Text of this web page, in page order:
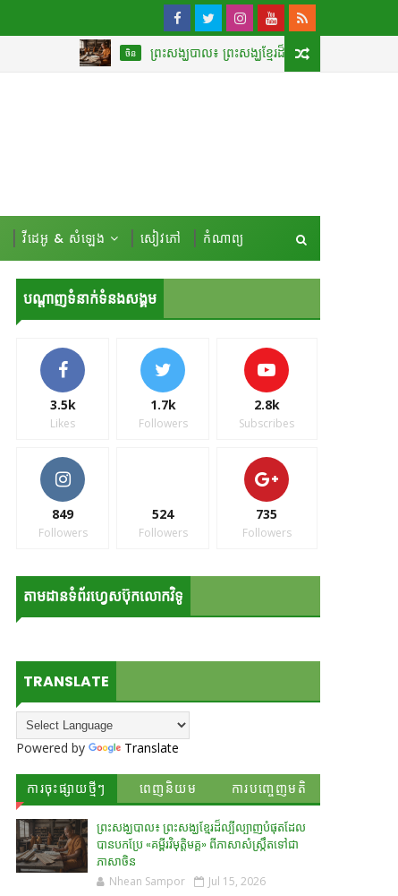
ចិន ព្រះសង្ឃបាល៖ ព្រះសង្ឃខ្មែរដ៏ល្បីល្បាញបំផុតដែលបានបកប្រែ
វីដេអូ & សំឡេង សៀវភៅ កំណាព្យ
បណ្ដាញទំនាក់ទំនងសង្គម
3.5k
Likes
1.7k
Followers
2.8k
Subscribes
849
Followers
524
Followers
735
Followers
តាមដានទំព័រហ្វេសប៊ុកលោកវិទូ
TRANSLATE
Powered by Translate
ការចុះផ្សាយថ្មីៗ ពេញនិយម ការបញ្ចេញមតិ
ព្រះសង្ឃបាល៖ ព្រះសង្ឃខ្មែរដ៏ល្បីល្បាញបំផុតដែល
បានបកប្រែ «គម្ពីរវិមុត្តិមគ្គ» ពីភាសាសំស្រ្កឹតទៅជា
ភាសាចិន
Nhean Sampor Jul 15, 2026